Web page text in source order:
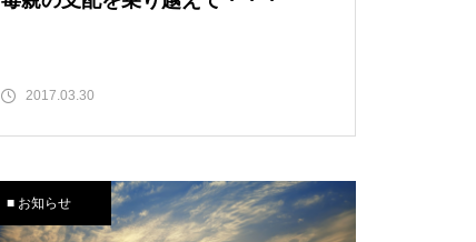
2017.03.30
■ お知らせ